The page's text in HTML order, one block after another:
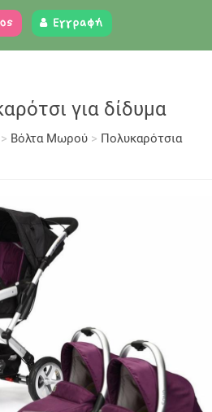
Εγγραφή
για δίδυμα
> Βόλτα Μωρού > Πολυκαρότσια